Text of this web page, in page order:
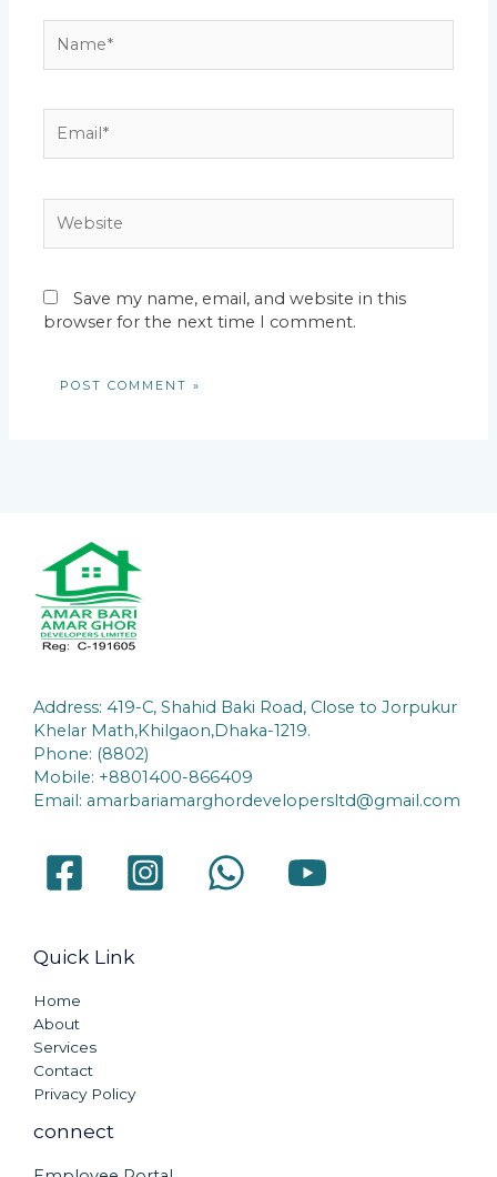
Save my name, email, and website in this
browser for the next time I comment.
Address: 419-C, Shahid Baki Road, Close to Jorpukur
Khelar Math,Khilgaon,Dhaka-1219.
Phone: (8802)
Mobile: +8801400-866409
Email: amarbariamarghordevelopersltd@gmail.com
Quick Link
Home
About
Services
Contact
Privacy Policy
connect